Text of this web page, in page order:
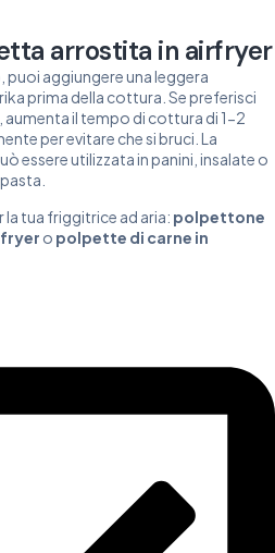
arrostita in airfryer
puoi aggiungere una leggera
prima della cottura. Se preferisci
il tempo di cottura di 1-2
per evitare che si bruci. La
essere utilizzata in panini, insalate o
tua friggitrice ad aria: polpettone
o polpette di carne in